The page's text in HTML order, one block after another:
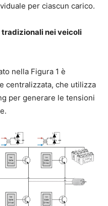
per ciascun carico.
nei veicoli
nella Figura 1 è
centralizzata, che utilizza
per generare le tensioni